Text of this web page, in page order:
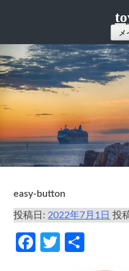
ツ
へ
ス
キ
ッ
プ
メ
easy-button
投稿日: 2022年7月1日 投
Facebook
Twitter